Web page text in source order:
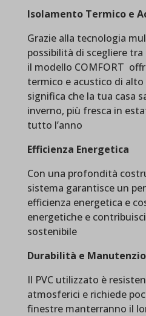
Isolamento Termico e
Grazie alla tecnologia
possibilità di scegliere
il modello COMFORT
termico e acustico di
significa che la tua casa
inverno, più fresca in
tutto l’anno
Efficienza Energetica
Con una profondità
sistema garantisce un
efficienza energetica e
energetiche e
sostenibile
Durabilità e
Il PVC utilizzato è
atmosferici e richiede
finestre manterranno il